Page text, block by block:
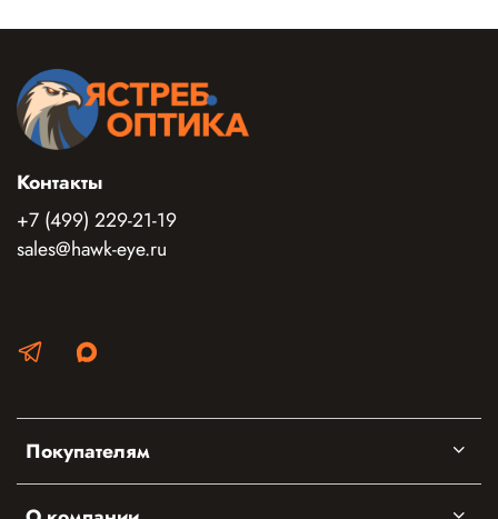
Покупателям
Контакты
+7 (499) 229-21-19
sales@hawk-eye.ru